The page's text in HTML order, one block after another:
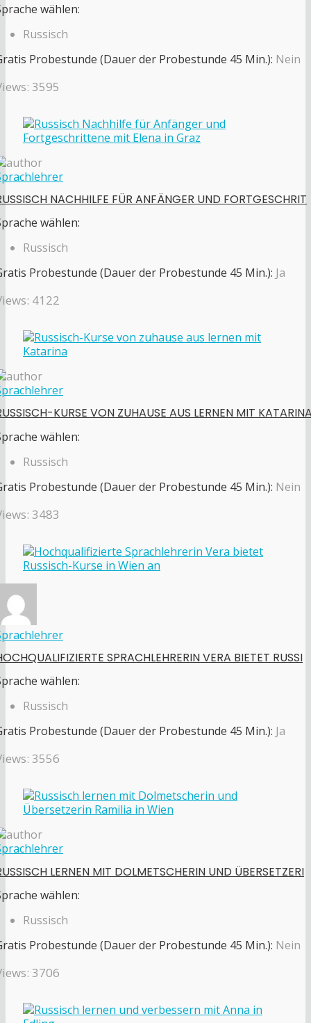
wählen:
Russisch
Probestunde (Dauer der Probestunde 45 Min.): Nein
3595
NACHHILFE FÜR ANFÄNGER UND FORTGESCHRIT
wählen:
Russisch
Probestunde (Dauer der Probestunde 45 Min.): Ja
4122
KURSE VON ZUHAUSE AUS LERNEN MIT
wählen:
Russisch
Probestunde (Dauer der Probestunde 45 Min.): Nein
3483
SPRACHLEHRERIN VERA BIETET RUSSI
wählen:
Russisch
Probestunde (Dauer der Probestunde 45 Min.): Ja
3556
LERNEN MIT DOLMETSCHERIN UND ÜBERSETZERI
wählen:
Russisch
Probestunde (Dauer der Probestunde 45 Min.): Nein
3706